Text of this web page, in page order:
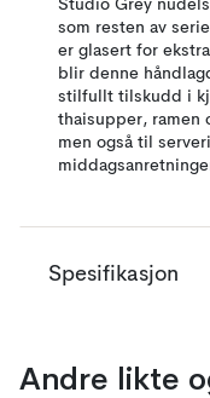
Studio Grey
som resten av
er glasert for
blir denne
stilfullt tilskudd i
thaisupper, ramen
men også til
Spesifikasjon
Andre likte